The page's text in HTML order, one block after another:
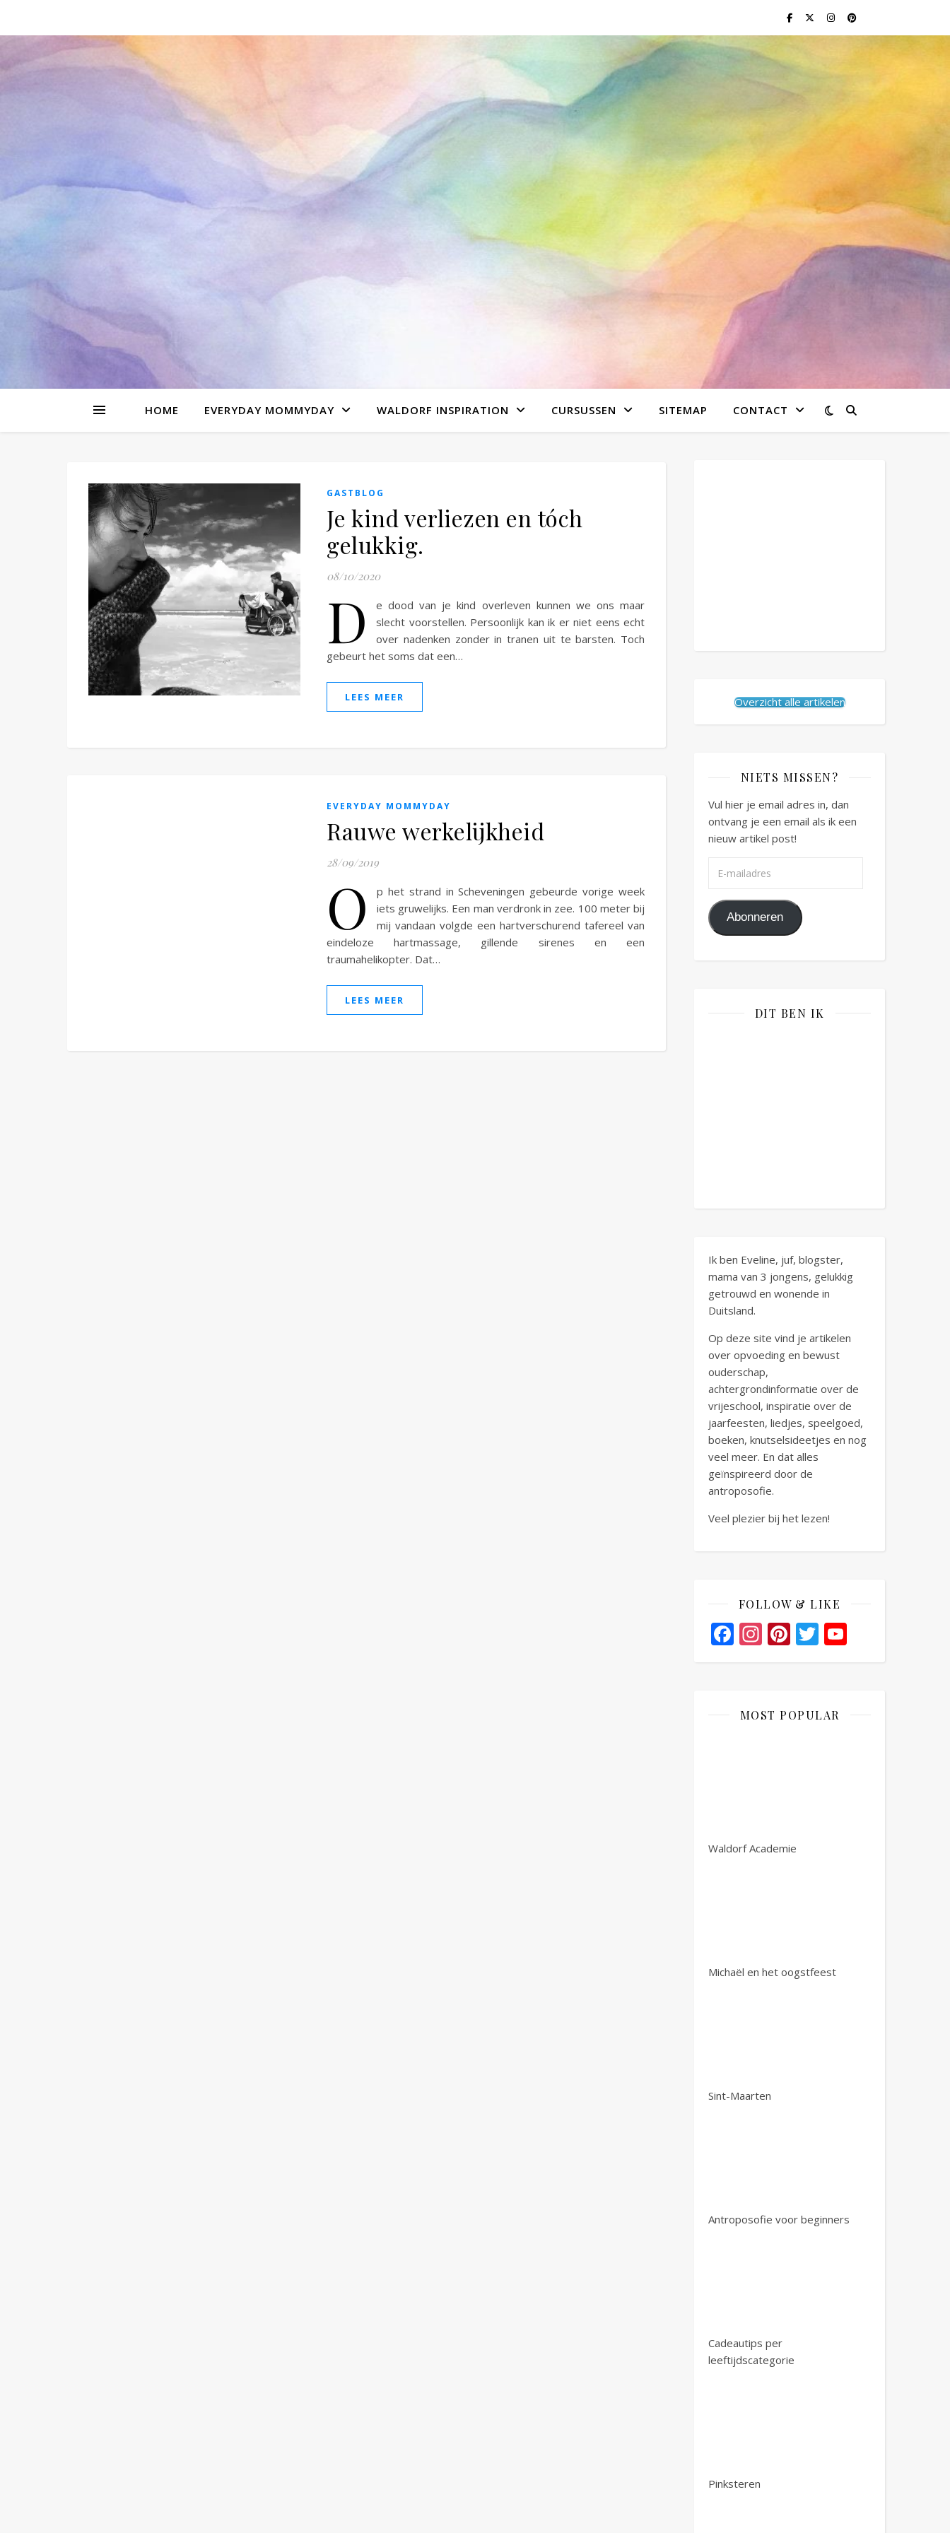
HOME EVERYDAY MOMMYDAY WALDORF INSPIRATION CURSUSSEN SITEMAP CONTACT
GASTBLOG
Je kind verliezen en tóch
gelukkig.
08/10/2020
D
e dood van je kind overleven kunnen we ons maar
slecht voorstellen. Persoonlijk kan ik er niet eens echt
over nadenken zonder in tranen uit te barsten. Toch
gebeurt het soms dat een…
LEES MEER
EVERYDAY MOMMYDAY
Rauwe werkelijkheid
28/09/2019
O
p het strand in Scheveningen gebeurde vorige week
iets gruwelijks. Een man verdronk in zee. 100 meter bij
mij vandaan volgde een hartverschurend tafereel van
eindeloze hartmassage, gillende sirenes en een
traumahelikopter. Dat…
LEES MEER
Overzicht alle artikelen
NIETS MISSEN?
Vul hier je email adres in, dan
ontvang je een email als ik een
nieuw artikel post!
Abonneren
DIT BEN IK
Ik ben Eveline, juf, blogster,
mama van 3 jongens, gelukkig
getrouwd en wonende in
Duitsland.
Op deze site vind je artikelen
over opvoeding en bewust
ouderschap,
achtergrondinformatie over de
vrijeschool, inspiratie over de
jaarfeesten, liedjes, speelgoed,
boeken, knutselsideetjes en nog
veel meer. En dat alles
geïnspireerd door de
antroposofie.
Veel plezier bij het lezen!
FOLLOW & LIKE
Facebook
Instagram
Pinterest
Twitter
Channel
MOST POPULAR
Waldorf Academie
Michaël en het oogstfeest
Sint-Maarten
Antroposofie voor beginners
Cadeautips per
leeftijdscategorie
Pinksteren